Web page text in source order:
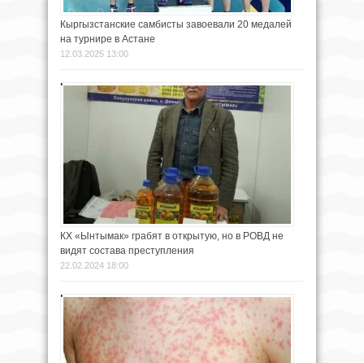
Кыргызстанские самбисты завоевали 20 медалей
на турнире в Астане
12.03.2025 13:00
КХ «Ынтымак» грабят в открытую, но в РОВД не
видят состава преступления
22.02.2024 18:00